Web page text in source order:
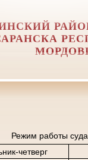
Режим работы суда
четверг